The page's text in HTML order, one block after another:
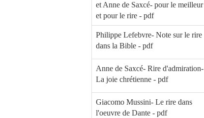
et Anne de Saxcé- pour le meilleur
et pour le rire - pdf
Philippe Lefebvre- Note sur le rire
dans la Bible - pdf
Anne de Saxcé- Rire d'admiration-
La joie chrétienne - pdf
Giacomo Mussini- Le rire dans
l'oeuvre de Dante - pdf